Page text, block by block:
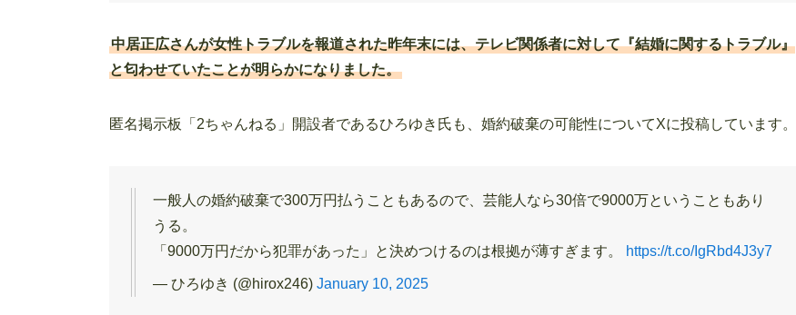
中居正広さんが女性トラブルを報道された昨年末には、テレビ関係者に対して『結婚に関するトラブル』
と匂わせていたことが明らかになりました。
匿名掲示板「2ちゃんねる」開設者であるひろゆき氏も、婚約破棄の可能性についてXに投稿しています。
一般人の婚約破棄で300万円払うこともあるので、芸能人なら30倍で9000万ということもあり
うる。
「9000万円だから犯罪があった」と決めつけるのは根拠が薄すぎます。
https://t.co/IgRbd4J3y7
— ひろゆき (@hirox246) January 10, 2025